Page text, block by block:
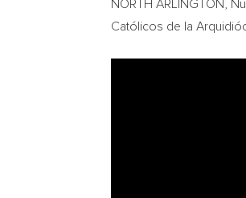
NORTH ARLINGTON
Católicos de la